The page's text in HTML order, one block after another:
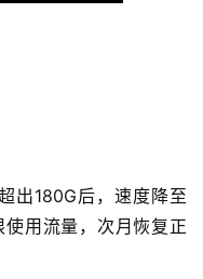
出180G后，速度降至
用流量，次月恢复正